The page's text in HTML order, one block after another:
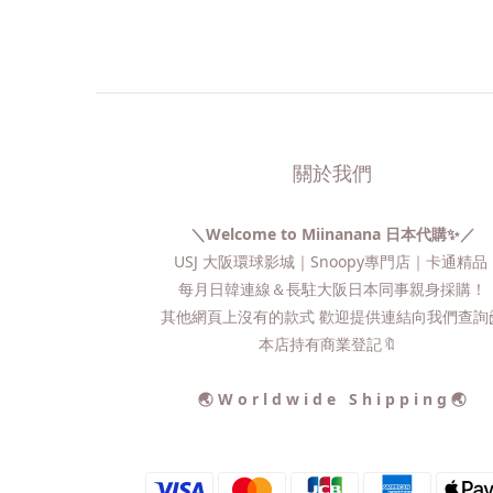
關於我們
＼Welcome to Miinanana 日本代購✨／
USJ 大阪環球影城｜Snoopy專門店｜卡通精
每月日韓連線＆長駐大阪日本同事親身採購！
其他網頁上沒有的款式 歡迎提供連結向我們查詢
本店持有商業登記🔖
🌏 W o r l d w i d e S h i p p i n g 🌏